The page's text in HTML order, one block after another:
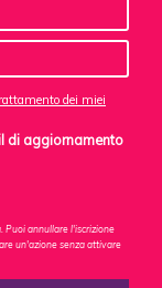
dei miei
di aggiornamento
Puoi annullare l'iscrizione
un'azione senza attivare